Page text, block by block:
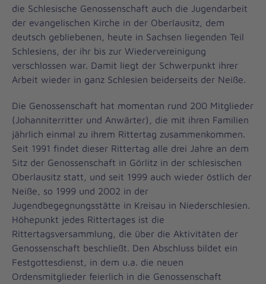
die Schlesische Genossenschaft auch die Jugendarbeit
der evangelischen Kirche in der Oberlausitz, dem
deutsch gebliebenen, heute in Sachsen liegenden Teil
Schlesiens, der ihr bis zur Wiedervereinigung
verschlossen war. Damit liegt der Schwerpunkt ihrer
Arbeit wieder in ganz Schlesien beiderseits der Neiße.
Die Genossenschaft hat momentan rund 200 Mitglieder
(Johanniterritter und Anwärter), die mit ihren Familien
jährlich einmal zu ihrem Rittertag zusammenkommen.
Seit 1991 findet dieser Rittertag alle drei Jahre an dem
Sitz der Genossenschaft in Görlitz in der schlesischen
Oberlausitz statt, und seit 1999 auch wieder östlich der
Neiße, so 1999 und 2002 in der
Jugendbegegnungsstätte in Kreisau in Niederschlesien.
Höhepunkt jedes Rittertages ist die
Rittertagsversammlung, die über die Aktivitäten der
Genossenschaft beschließt. Den Abschluss bildet ein
Festgottesdienst, in dem u.a. die neuen
Ordensmitglieder feierlich in die Genossenschaft